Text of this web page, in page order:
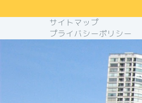
サイトマップ
プライバシーポリシー